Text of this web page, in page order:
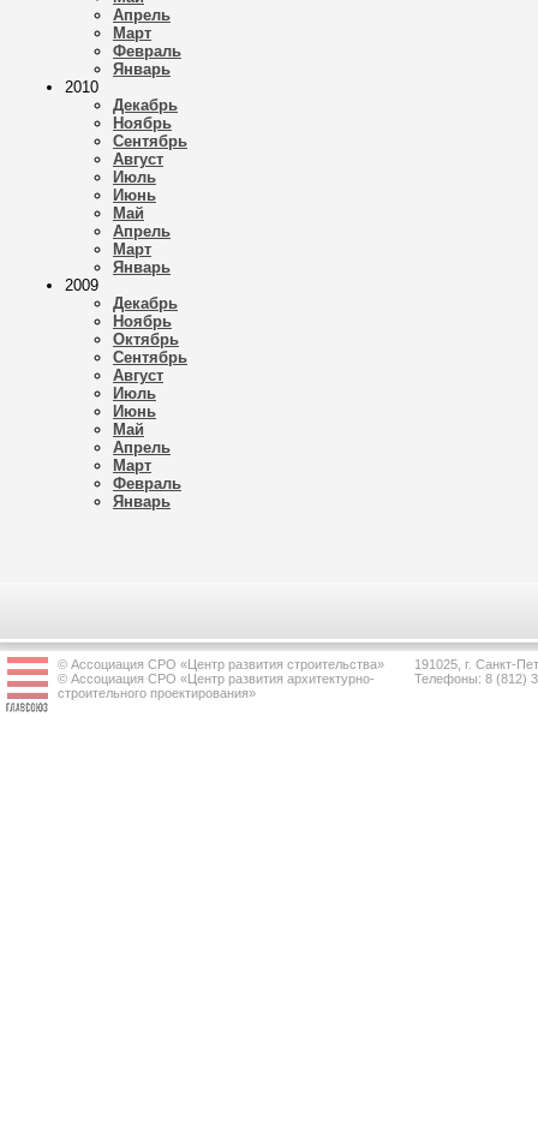
Апрель
Март
Февраль
Январь
2010
Декабрь
Ноябрь
Сентябрь
Август
Июль
Июнь
Май
Апрель
Март
Январь
2009
Декабрь
Ноябрь
Октябрь
Сентябрь
Август
Июль
Июнь
Май
Апрель
Март
Февраль
Январь
© Ассоциация СРО «Центр развития строительства»
© Ассоциация СРО «Центр развития архитектурно-
строительного проектирования»
191025, г. Санкт-
Телефоны: 8 (812)